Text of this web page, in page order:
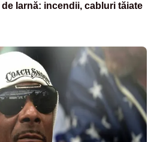
Iarnă: incendii, cabluri tăiate